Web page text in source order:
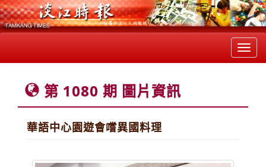
第 1080 期 圖片資訊
華語中心園遊會嚐異國料理